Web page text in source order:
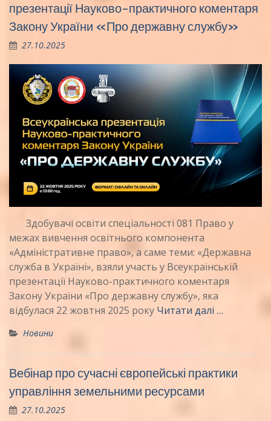
презентації Науково-практичного коментаря
Закону України «Про державну службу»
27.10.2025
Здобувачі освіти спеціальності 081 Право у
межах вивчення освітнього компонента
«Адміністративне право», а саме теми: «Державна
служба в Україні», взяли участь у Всеукраїнській
презентації Науково-практичного коментаря
Закону України «Про державну службу», яка
відбулася 22 жовтня 2025 року Читати далі …
Новини
Вебінар про сучасні європейські практики
управління земельними ресурсами
27.10.2025